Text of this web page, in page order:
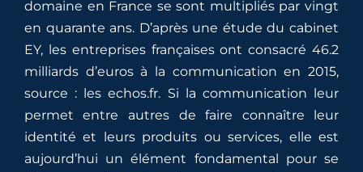
domaine en France se sont multipliés par vingt
en quarante ans. D’après une étude du cabinet
EY, les entreprises françaises ont consacré 46.2
milliards d’euros à la communication en 2015,
source : les echos.fr. Si la communication leur
permet entre autres de faire connaître leur
identité et leurs produits ou services, elle est
aujourd’hui un élément fondamental pour se